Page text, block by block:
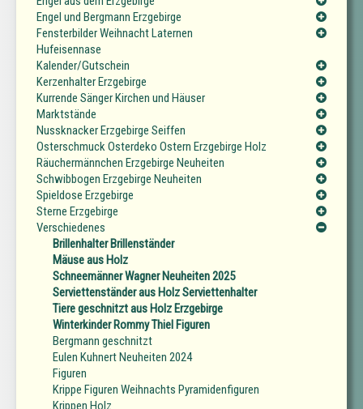
Engel und Bergmann Erzgebirge
Fensterbilder Weihnacht Laternen
Hufeisennase
Kalender/Gutschein
Kerzenhalter Erzgebirge
Kurrende Sänger Kirchen und Häuser
Marktstände
Nussknacker Erzgebirge Seiffen
Osterschmuck Osterdeko Ostern Erzgebirge Holz
Räuchermännchen Erzgebirge Neuheiten
Schwibbogen Erzgebirge Neuheiten
Spieldose Erzgebirge
Sterne Erzgebirge
Verschiedenes
Brillenhalter Brillenständer
Mäuse aus Holz
Schneemänner Wagner Neuheiten 2025
Serviettenständer aus Holz Serviettenhalter
Tiere geschnitzt aus Holz Erzgebirge
Winterkinder Rommy Thiel Figuren
Bergmann geschnitzt
Eulen Kuhnert Neuheiten 2024
Figuren
Krippe Figuren Weihnachts Pyramidenfiguren